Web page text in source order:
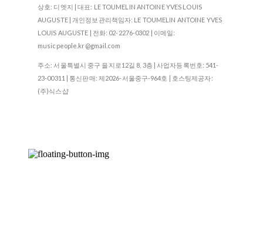
상호: 디엣지 | 대표: LE TOUMELIN ANTOINE YVES LOUIS
AUGUSTE | 개인정보관리책임자: LE TOUMELIN ANTOINE YVES
LOUIS AUGUSTE | 전화: 02-2276-0302 | 이메일:
musicpeople.kr@gmail.com
주소: 서울특별시 중구 을지로12길 8, 3층 | 사업자등록번호: 541-
23-00311 | 통신판매: 제2026-서울중구-964호 | 호스팅제공자:
(주)식스샵